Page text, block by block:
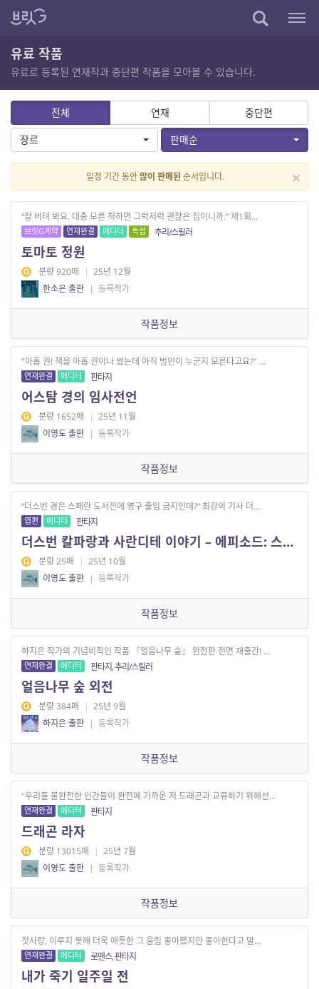
유료 작품
유료로 등록된 연재작과 중단편 작품을 모아볼 수 있습니다.
전체 연재
중단편
장르
판매순
×
일정 기간 동안많이 판매된 순서입니다.
“잘 버텨 봐요. 대충 모른 척하면 그럭저럭 괜찮은 집이니까.” 제1회...
브릿G계약 연재완결 에디터 독점 추리/스릴러
토마토 정원
분량 920매 | 25년 12월
한소은 출판 | 등록작가
작품정보
"아홉 권! 책을 아홉 권이나 썼는데 아직 범인이 누군지 모른다고요?" ...
연재완결 에디터 판타지
어스탐 경의 임사전언
분량 1652매 | 25년 11월
이영도 출판 | 등록작가
작품정보
“더스번 경은 스페란 도서전에 영구 출입 금지인데?” 최강의 기사 더...
엽편 에디터 판타지
더스번 칼파랑과 사란디테 이야기 – 에피소드: 스페란 도서전에서
분량 25매 | 25년 10월
이영도 출판 | 등록작가
작품정보
하지은 작가의 기념비적인 작품 『얼음나무 숲』 완전판 전면 재출간! ...
연재완결 에디터 판타지, 추리/스릴러
얼음나무 숲 외전
분량 384매 | 25년 9월
하지은 출판 | 등록작가
작품정보
"우리들 불완전한 인간들이 완전에 가까운 저 드래곤과 교류하기 위해선...
연재완결 에디터 판타지
드래곤 라자
분량 13015매 | 25년 7월
이영도 출판 | 등록작가
작품정보
첫사랑, 이루지 못해 더욱 애틋한 그 울림 좋아했지만 좋아한다고 말...
연재완결 에디터 로맨스, 판타지
내가 죽기 일주일 전